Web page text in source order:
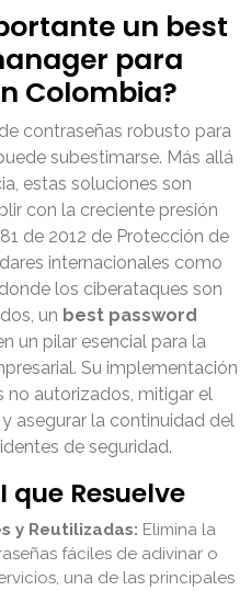
un best
para
Colombia?
contraseñas robusto para
subestimarse. Más allá
estas soluciones son
con la creciente presión
de 2012 de Protección de
internacionales como
los ciberataques son
un best password
un pilar esencial para la
Su implementación
no autorizados, mitigar el
asegurar la continuidad del
de seguridad.
que Resuelve
y Reutilizadas: Elimina la
fáciles de adivinar o
una de las principales